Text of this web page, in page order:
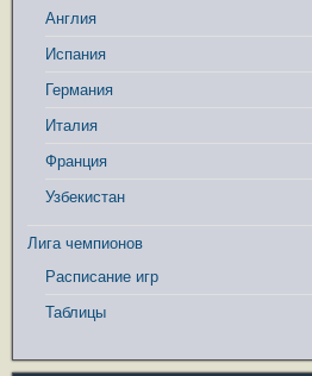
Англия
Испания
Германия
Италия
Франция
Узбекистан
Лига чемпионов
Расписание игр
Таблицы